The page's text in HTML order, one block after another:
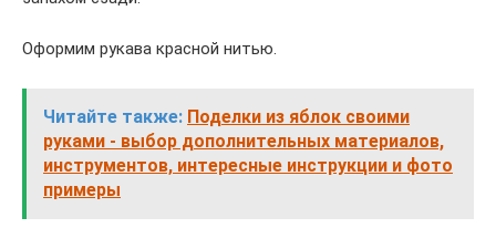
Оформим рукава красной нитью.
Читайте также: Поделки из яблок своими
руками - выбор дополнительных материалов,
инструментов, интересные инструкции и фото
примеры